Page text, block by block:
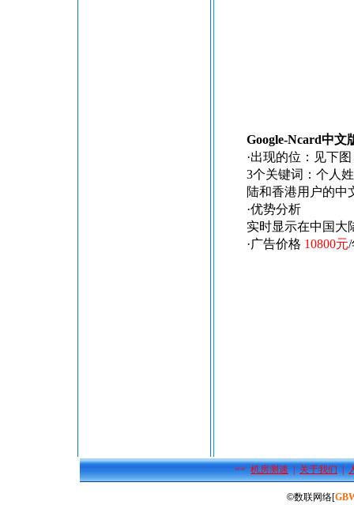
Google-Ncard中文
·出现的位：见下图
3个关键词：个人
陆和香港用户的中
·优势分析
实时显示在中国大
·广告价格 10800元/
== 机房测速 关于我们
©数联网络[